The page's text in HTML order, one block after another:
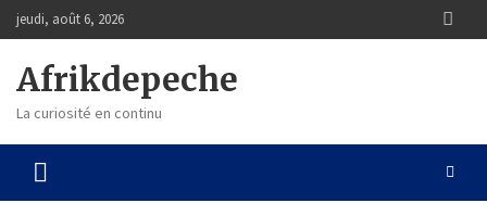
Skip
to
jeudi, août 6, 2026
Afrikdepeche
La curiosité en continu